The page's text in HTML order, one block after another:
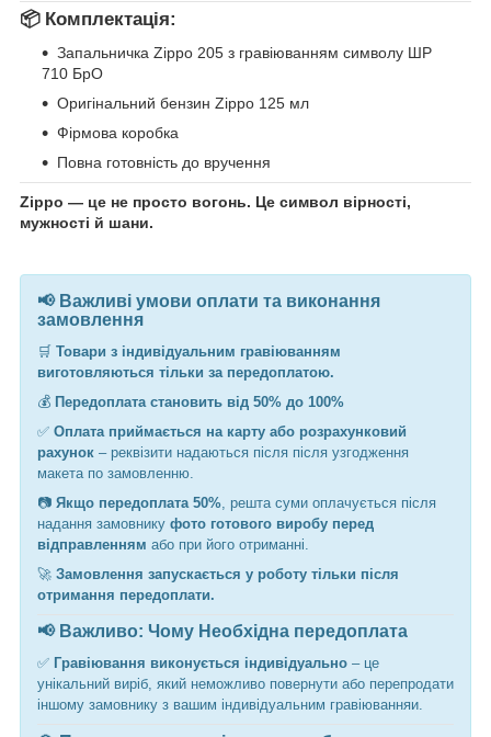
📦 Комплектація:
Запальничка Zippo 205 з гравіюванням символу ШР
710 БрО
Оригінальний бензин Zippo 125 мл
Фірмова коробка
Повна готовність до вручення
Zippo — це не просто вогонь. Це символ вірності,
мужності й шани.
📢 Важливі умови оплати та виконання
замовлення
🛒 Товари з індивідуальним гравіюванням
виготовляються тільки за передоплатою.
💰 Передоплата становить від 50% до 100%
✅ Оплата приймається на карту або розрахунковий
рахунок – реквізити надаються після після узгодження
макета по замовленню.
📷 Якщо передоплата 50% , решта суми оплачується після
надання замовнику фото готового виробу перед
відправленням або при його отриманні.
🚀 Замовлення запускається у роботу тільки після
отримання передоплати.
📢 Важливо: Чому Необхідна передоплата
✅ Гравіювання виконується індивідуально – це
унікальний виріб, який неможливо повернути або перепродати
іншому замовнику з вашим індивідуальним гравіюванняи.